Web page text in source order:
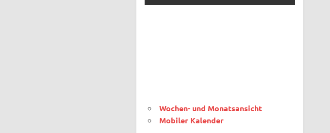
Wochen- und Monatsansicht
Mobiler Kalender